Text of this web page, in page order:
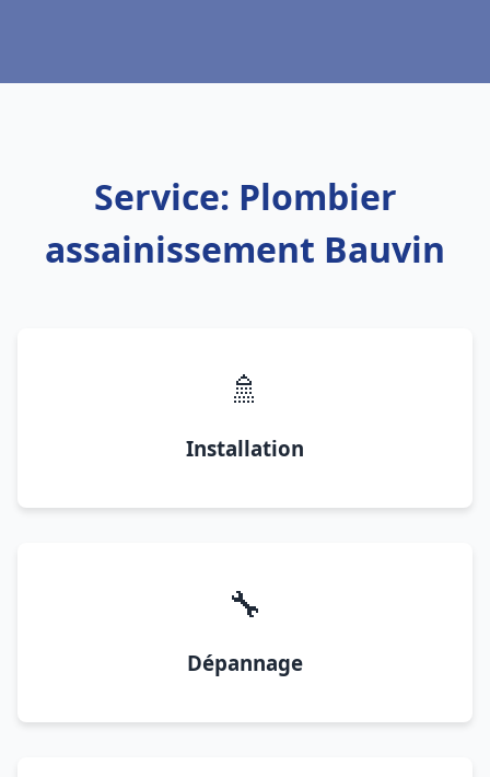
Service: Plombier
assainissement Bauvin
🚿
Installation
🔧
Dépannage